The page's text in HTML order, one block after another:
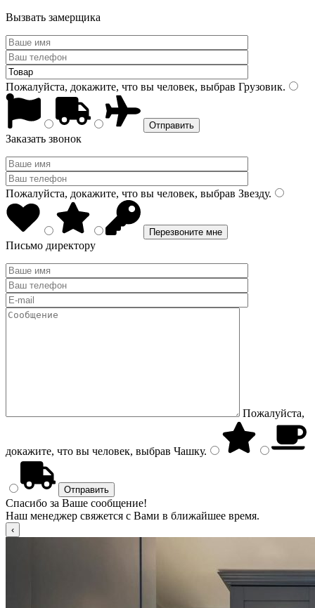
Вызвать замерщика
Пожалуйста, докажите, что вы человек, выбрав Грузовик.
Заказать звонок
Пожалуйста, докажите, что вы человек, выбрав Звезду.
Письмо директору
Пожалуйста,
докажите, что вы человек, выбрав Чашку.
Спасибо за Ваше сообщение!
Наш менеджер свяжется с Вами в ближайшее время.